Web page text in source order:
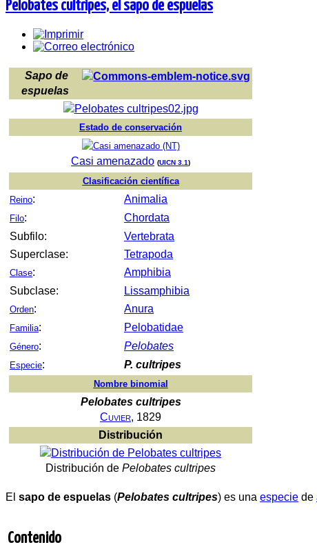
Pelobates cultripes, el sapo de espuelas
Sapo de
espuelas
Estado de conservación
Casi amenazado (UICN 3.1)
Clasificación científica
Reino: Animalia
Filo:
Chordata
Subfilo:
Vertebrata
Superclase:
Tetrapoda
Clase:
Amphibia
Subclase:
Lissamphibia
Orden: Anura
Familia: Pelobatidae
Género: Pelobates
Especie: P. cultripes
Nombre binomial
Pelobates cultripes
Cuvier, 1829
Distribución
Distribución de Pelobates cultripes
El sapo de espuelas (Pelobates cultripes) es una especie de
Contenido